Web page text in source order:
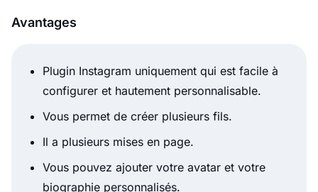
Avantages
Plugin Instagram uniquement qui est facile à
configurer et hautement personnalisable.
Vous permet de créer plusieurs fils.
Il a plusieurs mises en page.
Vous pouvez ajouter votre avatar et votre
biographie personnalisés.